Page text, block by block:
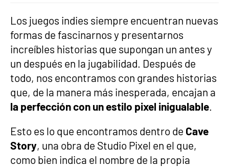
Los juegos indies siempre encuentran nuevas
formas de fascinarnos y presentarnos
increíbles historias que supongan un antes y
un después en la jugabilidad. Después de
todo, nos encontramos con grandes historias
que, de la manera más inesperada, encajan a
la perfección con un estilo pixel inigualable.
Esto es lo que encontramos dentro de Cave
Story, una obra de Studio Pixel en el que,
como bien indica el nombre de la propia